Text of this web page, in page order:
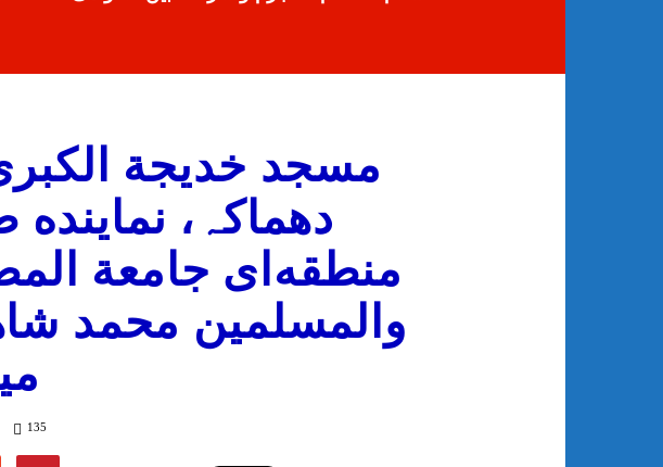
مسجد خدیجة
دھماکہ،
منطقه‌ای جامعة
والمسلمین محمد
135